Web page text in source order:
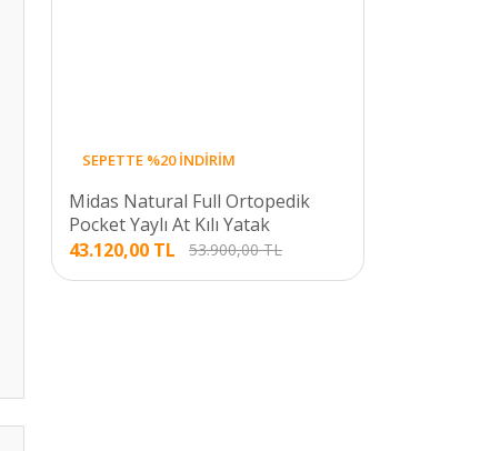
SEPETTE %20 İNDİRİM
Midas Natural Full Ortopedik
Pocket Yaylı At Kılı Yatak
43.120,00 TL
53.900,00 TL